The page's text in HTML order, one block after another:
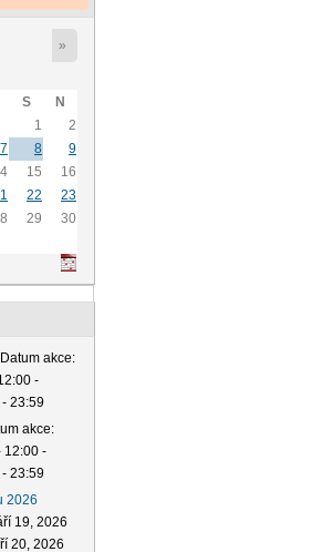
»
S
N
1
2
7 8
9
15
16
22
23
29
30
Datum akce:
-
23:59
akce:
12:00 -
23:59
2026
19, 2026
20, 2026